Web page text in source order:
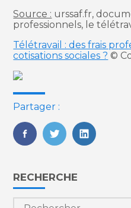
Source : urssaf.fr,
professionnels, le
Télétravail : des frais
cotisations sociales ? ©
Partager :
FaceBook
TwitterLinkedIn
Blog
sidebar
RECHERCHE
Rechercher :